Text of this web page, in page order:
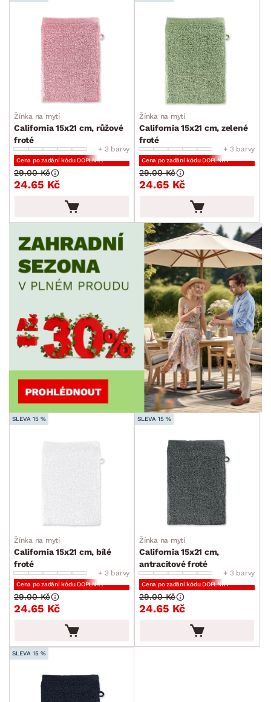
Žínka na mytí
California 15x21 cm, růžové
froté
+ 3 barvy
Cena po zadání kódu DOPLNKY
24.65 Kč
29.00 Kč
Žínka na mytí
California 15x21 cm, zelené
froté
+ 3 barvy
Cena po zadání kódu DOPLNKY
24.65 Kč
29.00 Kč
SLEVA 15 %
Žínka na mytí
California 15x21 cm, bílé
froté
+ 3 barvy
Cena po zadání kódu DOPLNKY
24.65 Kč
29.00 Kč
SLEVA 15 %
Žínka na mytí
California 15x21 cm,
antracitové froté
+ 3 barvy
Cena po zadání kódu DOPLNKY
24.65 Kč
29.00 Kč
SLEVA 15 %